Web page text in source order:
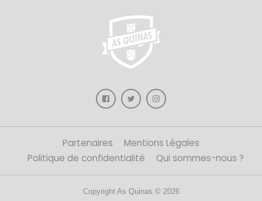
Partenaires
Mentions Légales
Politique de confidentialité
Qui sommes-nous ?
Copyright As Quinas © 2026